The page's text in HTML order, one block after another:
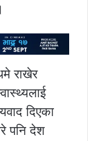
राखेर
दिएका
पनि देश